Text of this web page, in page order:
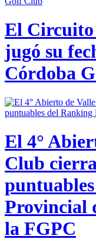
El
jugó su
Córdoba
El 4°
Club
Provincial
la FGPC